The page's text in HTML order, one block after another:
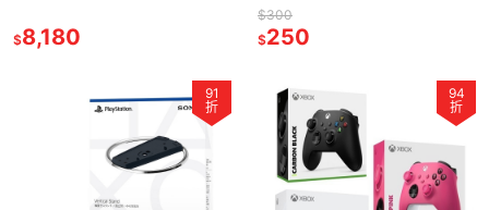
$8,180
30周年 魔物獵人 黑悟空 小機器
人 手把保護套
$300
$250
91
折
94
折